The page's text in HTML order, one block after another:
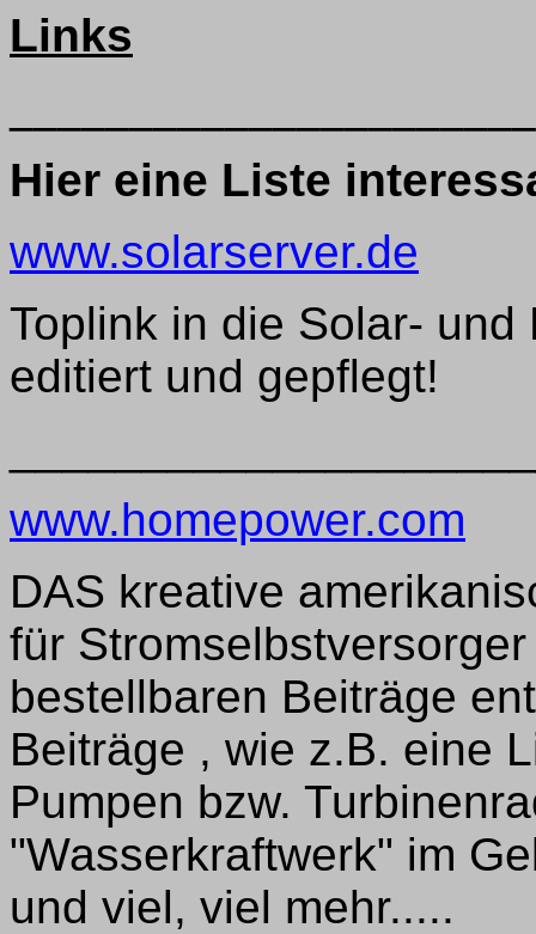
Links
Hier eine Liste
www.solarserver.de
Toplink in die Solar-
editiert und gepflegt!
www.homepower.com
DAS kreative
für
bestellbaren Beiträge
Beiträge , wie z.B. eine
Pumpen bzw.
"Wasserkraftwerk" im
und viel, viel mehr.....